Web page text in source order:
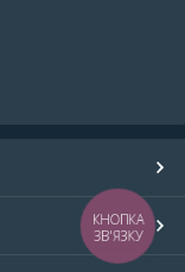
КНОПКА
ЗВ'ЯЗКУ